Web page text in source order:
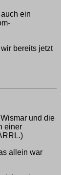
ein
bereits jetzt
und die
einer
allein war